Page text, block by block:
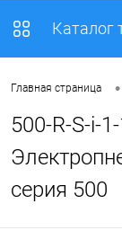
Каталог
Главная страница •
500-R-S-i-
серия 500